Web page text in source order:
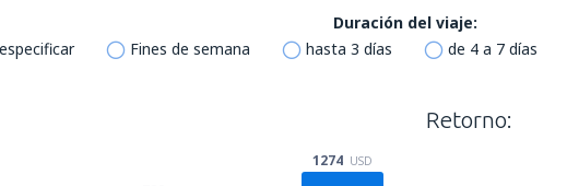
Duración del viaje:
Fines de semana hasta 3 días de 4 a 7 días
1274 USD
Retorno: